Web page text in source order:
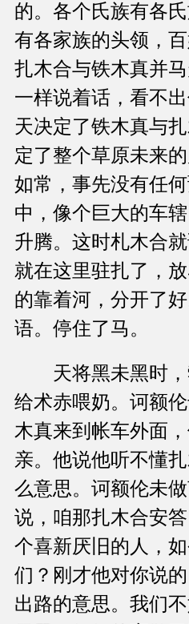
的。各个氏族有各
有各家族的头领，百
扎木合与铁木真并
一样说着话，看不
天决定了铁木真与
定了整个草原未来
如常，事先没有任
中，像个巨大的车
升腾。这时札木合
就在这里驻扎了，
的靠着河，分开了
语。停住了马。
天将黑未黑时，
给术赤喂奶。诃额
木真来到帐车外面
亲。他说他听不懂
么意思。诃额伦未
说，咱那扎木合安
个喜新厌旧的人，
们？刚才他对你说
出路的意思。我们